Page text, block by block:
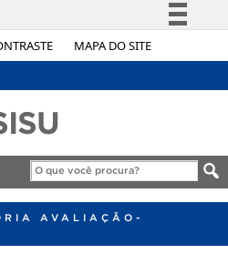
MAPA DO SITE
Simplifique!
Acesso à informação
Legislação
Canais
AVALIAÇÃO-